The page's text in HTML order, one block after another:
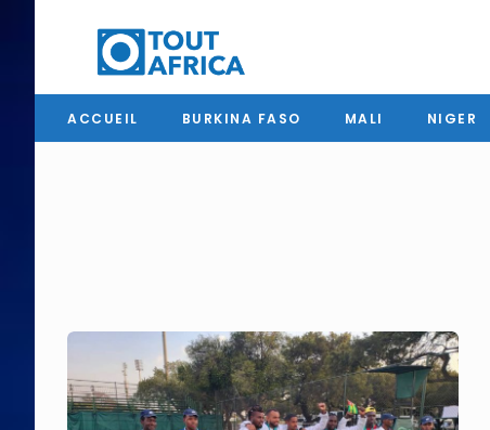
ACCUEIL BURKINA FASO MALI NIGER